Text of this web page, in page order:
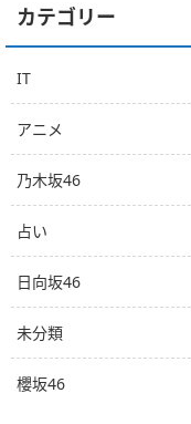
カテゴリー
IT
アニメ
乃木坂46
占い
日向坂46
未分類
櫻坂46